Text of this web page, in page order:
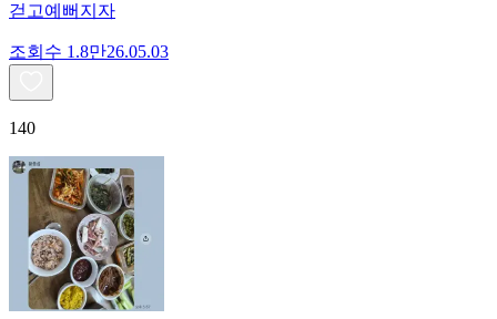
걷고예뻐지자
조회수 1.8만26.05.03
140